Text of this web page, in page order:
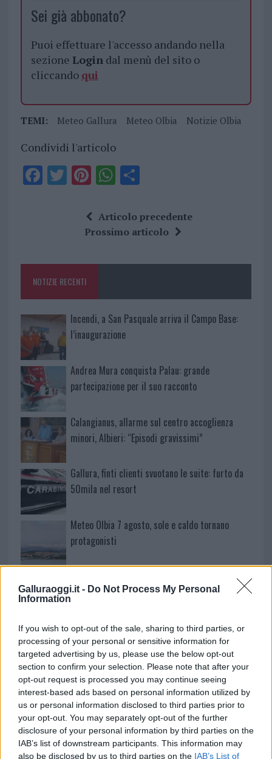
Galluraoggi.it - Do Not Process My Personal
Information
If you wish to opt-out of the sale, sharing to third parties, or
processing of your personal or sensitive information for
targeted advertising by us, please use the below opt-out
section to confirm your selection. Please note that after your
opt-out request is processed you may continue seeing
interest-based ads based on personal information utilized by
us or personal information disclosed to third parties prior to
your opt-out. You may separately opt-out of the further
disclosure of your personal information by third parties on the
IAB’s list of downstream participants. This information may
also be disclosed by us to third parties on the IAB’s List of
Sei già abbonato?
Puoi effettuare l'accesso andando nella
sezione Logindal menù del sito o
cliccando qui
TEMI: Meteo Gallura Meteo Olbia Notizie Olbia
Condividi l'articolo
F
o
k
T Pi
te
re
W
at
s
p
S
a
re
Articolo precedente
Prossimo articolo
NOTIZIE RECENTI
Incendi, a San Pasquale arriva il Campo Base:
l’inaugurazione
Andrea Mura conquista Palau: grande
partecipazione per il suo racconto
Calangianus, allarme sul centro accoglienza
minori, Albieri: “Episodi gravissimi”
Gallura, finti clienti svuotano le suite: furto da
50mila nel resort
Meteo Olbia 7 agosto, sole e caldo tornano
protagonisti
Test tunnel Olbia: rampe chiuse ancora fino a
fine agosto
Aggius conquista la classifica delle mete più
amate dell’estate 2026